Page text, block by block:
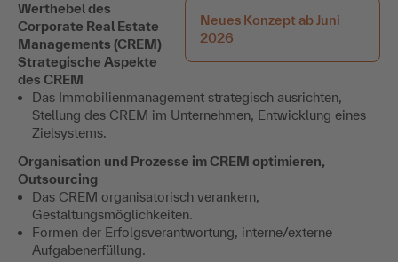
Neues Konzept ab Juni
2026
Werthebel des
Corporate Real Estate
Managements (CREM)
Strategische Aspekte
des CREM
Das Immobilienmanagement strategisch ausrichten,
Stellung des CREM im Unternehmen, Entwicklung eines
Zielsystems.
Organisation und Prozesse im CREM optimieren,
Outsourcing
Das CREM organisatorisch verankern,
Gestaltungsmöglichkeiten.
Formen der Erfolgsverantwortung, interne/externe
Aufgabenerfüllung.